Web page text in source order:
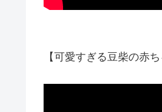
【可愛すぎる豆柴の赤